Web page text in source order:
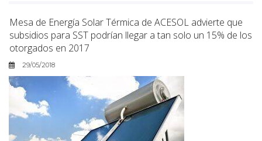
Mesa de Energía Solar Térmica de ACESOL advierte que
subsidios para SST podrían llegar a tan solo un 15% de los
otorgados en 2017
29/05/2018